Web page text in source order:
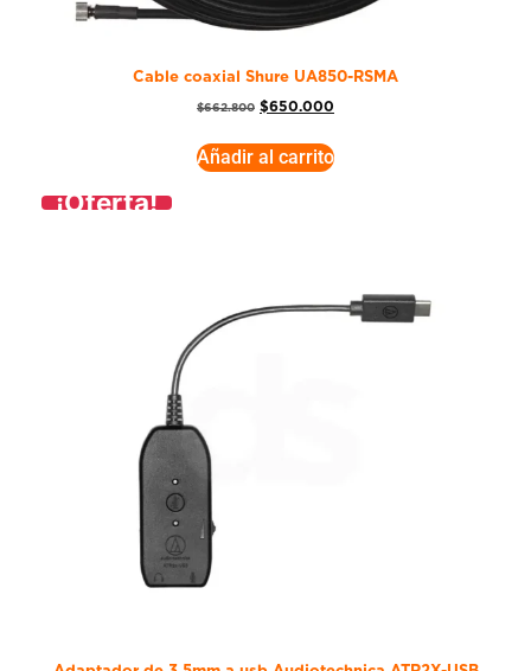
Cable coaxial Shure UA850-RSMA
$662.800 $650.000
Añadir al carrito
¡Oferta!